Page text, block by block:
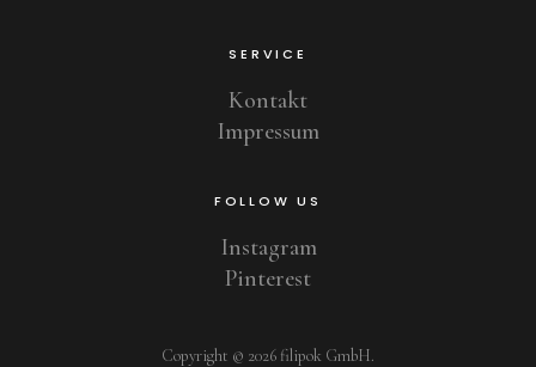
SERVICE
Kontakt
Impressum
FOLLOW US
Instagram
Pinterest
Copyright © 2026 filipok GmbH